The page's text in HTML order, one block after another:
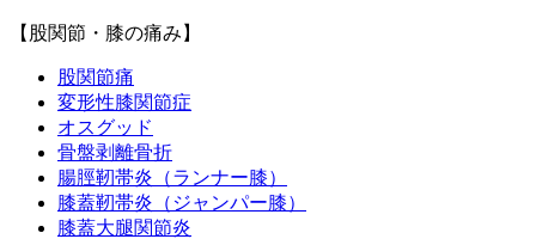
【股関節・膝の痛み】
股関節痛
変形性膝関節症
オスグッド
骨盤剥離骨折
腸脛靭帯炎（ランナー膝）
膝蓋靭帯炎（ジャンパー膝）
膝蓋大腿関節炎